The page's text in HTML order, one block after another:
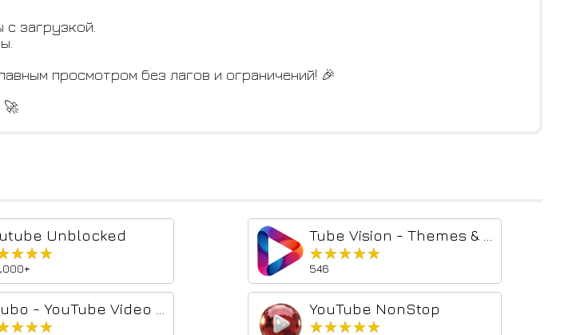
загрузкой.
просмотром без лагов и ограничений! 🎉
🚀
Unblocked
★★★★★
★★★★★
546
YouTube NonStop
★★★★★
★★★★★